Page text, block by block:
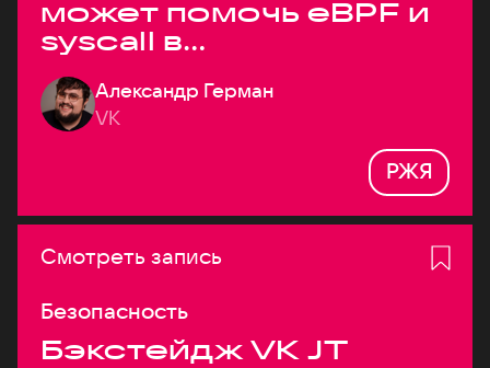
может помочь eBPF и
syscall в
высоконагруженных
системах
Александр Герман
VK
РЖЯ
Смотреть запись
Безопасность
Бэкстейдж VK JT